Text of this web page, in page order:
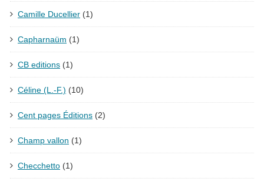
Camille Ducellier (1)
Capharnaüm (1)
CB editions (1)
Céline (L.-F.) (10)
Cent pages Éditions (2)
Champ vallon (1)
Checchetto (1)